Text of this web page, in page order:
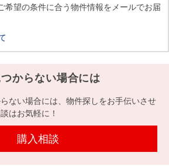
築・
一戸
建て
す
却
談
案内（名
案内（関
要
Way
組織図
役員一
本社地
図
採用情報
方
希望の条件に合う物件情報をメールでお届
からない場合には
ない場合には、物件探しをお手伝いさせ
はお気軽に！
購入相談